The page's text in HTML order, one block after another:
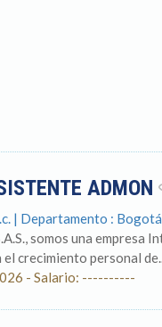
ADMON
| Departamento :
somos una empresa
crecimiento personal
- Salario: ----------